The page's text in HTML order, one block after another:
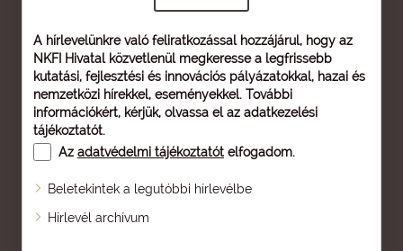
A hírlevelünkre való feliratkozással hozzájárul, hogy az
NKFI Hivatal közvetlenül megkeresse a legfrissebb
kutatási, fejlesztési és innovációs pályázatokkal, hazai és
nemzetközi hírekkel, eseményekkel. További
információkért, kérjük, olvassa el az adatkezelési
tájékoztatót.
Az adatvédelmi tájékoztatót elfogadom.
Beletekintek a legutóbbi hírlevélbe
Hírlevél archívum
Oldaltérkép